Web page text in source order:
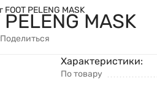
PELENG MASKMASK
Поделиться
Характеристики:
По товару